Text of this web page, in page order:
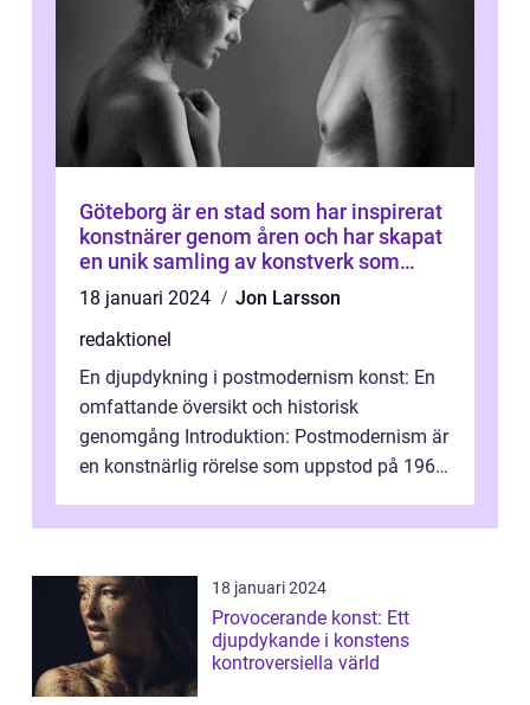
Göteborg är en stad som har inspirerat
konstnärer genom åren och har skapat
en unik samling av konstverk som
representerar staden
18 januari 2024
Jon Larsson
redaktionel
En djupdykning i postmodernism konst: En
omfattande översikt och historisk
genomgång Introduktion: Postmodernism är
en konstnärlig rörelse som uppstod på 1960-
18 januari 2024
Provocerande konst: Ett
djupdykande i konstens
kontroversiella värld